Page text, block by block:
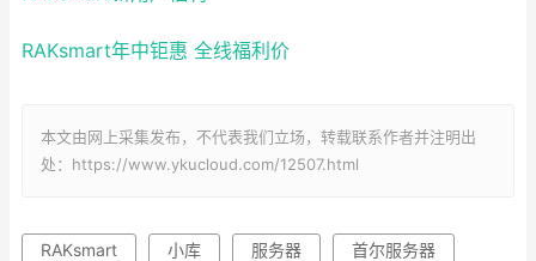
RAKsmart年中钜惠 全线福利价
本文由网上采集发布，不代表我们立场，转载联系作者并注明出
处：https://www.ykucloud.com/12507.html
RAKsmart 小库 服务器 首尔服务器